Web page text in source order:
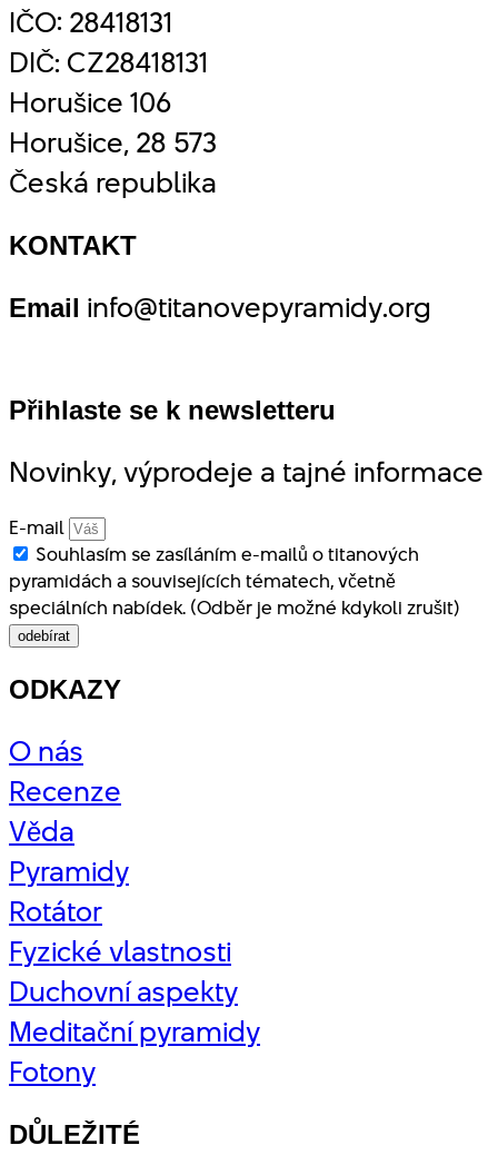
IČO: 28418131
DIČ: CZ28418131
Horušice 106
Horušice, 28 573
Česká republika
KONTAKT
Email info@titanovepyramidy.org
Přihlaste se k newsletteru
Novinky, výprodeje a tajné informace
E-mail
Souhlasím se zasíláním e-mailů o titanových
pyramidách a souvisejících tématech, včetně
speciálních nabídek. (Odběr je možné kdykoli zrušit)
odebírat
ODKAZY
O nás
Recenze
Věda
Pyramidy
Rotátor
Fyzické vlastnosti
Duchovní aspekty
Meditační pyramidy
Fotony
DŮLEŽITÉ